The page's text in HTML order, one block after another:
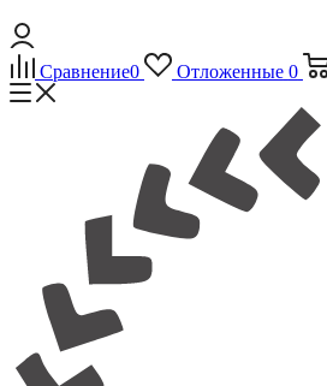
Сравнение0 Отложенные 0